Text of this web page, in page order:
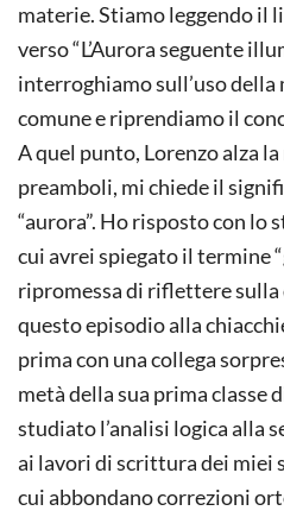
materie. Stiamo leggendo il
verso “L’Aurora seguente
interroghiamo sull’uso della
comune e riprendiamo il
A quel punto, Lorenzo alza
preamboli, mi chiede il
“aurora”. Ho risposto con lo
cui avrei spiegato il termine
ripromessa di riflettere sulla
questo episodio alla
prima con una collega
metà della sua prima classe
studiato l’analisi logica alla
ai lavori di scrittura dei miei
cui abbondano correzioni